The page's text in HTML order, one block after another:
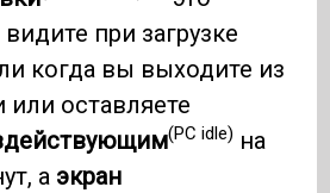
при загрузке
когда вы выходите из
или оставляете
(PC idle) на
а экран